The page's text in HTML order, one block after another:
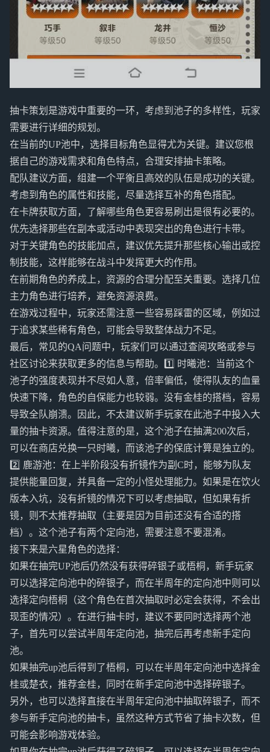
抽卡策划是游戏中重要的一环，考虑到池子的多样性，玩家
需要进行详细的规划。
在当前的UP池中，选择目标角色显得尤为关键。建议您根
据自己的游戏需求和角色特点，合理安排抽卡策略。
配队建议方面，组建一个平衡且高效的队伍是成功的关键。
考虑到角色的属性和技能，尽量选择互补的角色搭配。
在卡牌获取方面，了解哪些角色更容易刷出是很有必要的。
优先选择那些在副本或活动中表现突出的角色进行卡带。
对于关键角色的技能加点，建议优先提升那些核心输出或控
制技能，这样能够在战斗中发挥更大的作用。
在前期角色的养成上，资源的合理分配至关重要。选择几位
主力角色进行培养，避免资源浪费。
在游戏过程中，玩家还需注意一些容易踩雷的区域，例如过
于追求某些稀有角色，可能会导致整体战力不足。
最后，常见的QA问题中，玩家们可以通过查阅攻略或参与
社区讨论来获取更多的信息与帮助。1️⃣ 时曦池：当前这个
池子的强度表现并不尽如人意，倍率偏低，使得队友的血量
快速下降，角色的自保能力也较弱。没有金桂的搭档，容易
导致全队崩溃。因此，不太建议新手玩家在此池子中投入大
量的抽卡资源。值得注意的是，这个池子在抽满200次后，
可以在商店兑换一只时曦，而该池子的保底计算是独立的。
2️⃣ 鹿游池：在上半阶段没有折镜作为副C时，能够为队友
提供能量回复，并具备一定的小怪处理能力。如果是在饮火
版本入坑，没有折镜的情况下可以考虑抽取，但如果有折
镜，则不太推荐抽取（主要是因为目前还没有合适的搭
档）。这个池子有两个定向池，需要注意不要混淆。
接下来是六星角色的选择：
如果在抽完UP池后仍然没有获得碎银子或梧桐，新手玩家
可以选择定向池中的碎银子，而在半周年的定向池中则可以
选择定向梧桐（这个角色在首次抽取时必定会获得，不会出
现歪的情况）。在进行抽卡时，建议不要同时选择两个池
子，首先可以尝试半周年定向池，抽完后再考虑新手定向
池。
如果抽完up池后得到了梧桐，可以在半周年定向池中选择金
桂或楚衣，推荐金桂，同时在新手定向池中选择碎银子。
另外，也可以选择直接在半周年定向池中抽取碎银子，而不
参与新手定向池的抽卡，虽然这种方式节省了抽卡次数，但
可能会影响游戏体验。